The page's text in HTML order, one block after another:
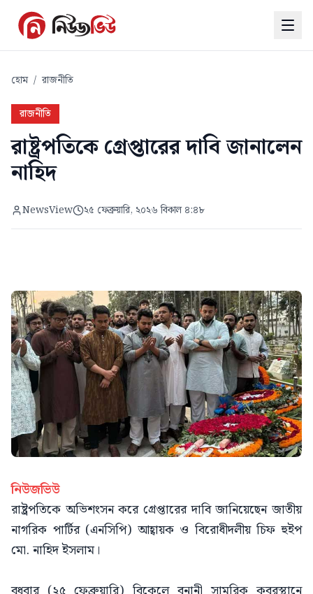
হোম / রাজনীতি
রাজনীতি
রাষ্ট্রপতিকে গ্রেপ্তারের দাবি জানালেন
নাহিদ
NewsView ২৫ ফেব্রুয়ারি, ২০২৬ বিকাল ৪:৪৮
নিউজভিউ
রাষ্ট্রপতিকে অভিশংসন করে গ্রেপ্তারের দাবি জানিয়েছেন জাতীয়
নাগরিক পার্টির (এনসিপি) আহ্বায়ক ও বিরোধীদলীয় চিফ হুইপ
মো. নাহিদ ইসলাম।